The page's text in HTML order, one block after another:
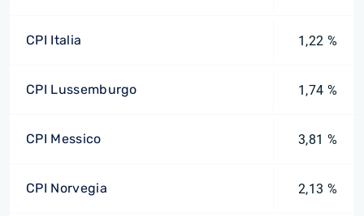
CPI Italia 1,22 %
CPI Lussemburgo 1,74 %
CPI Messico 3,81 %
CPI Norvegia 2,13 %